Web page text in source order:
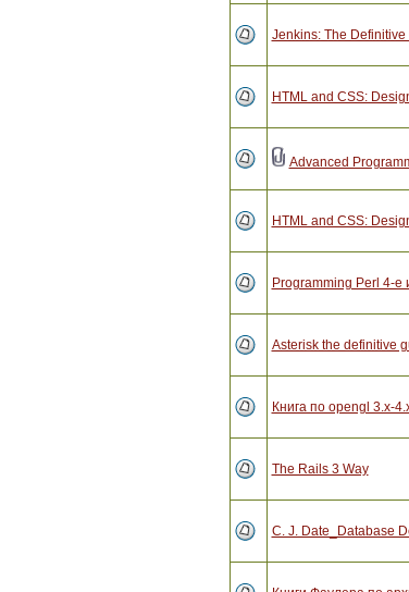
Jenkins: The Definitive
HTML and CSS:
Advanced
HTML and CSS:
Programming Perl 4-е
Asterisk the definitive
Книга по opengl 3.x-
The Rails 3 Way
C. J. Date_Database